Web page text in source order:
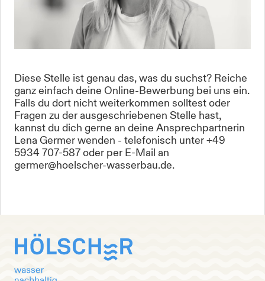
Diese Stelle ist genau das, was du suchst? Reiche
ganz einfach deine Online-Bewerbung bei uns ein.
Falls du dort nicht weiterkommen solltest oder
Fragen zu der ausgeschriebenen Stelle hast,
kannst du dich gerne an deine Ansprechpartnerin
Lena Germer wenden - telefonisch unter +49
5934 707-587 oder per E-Mail an
germer@hoelscher-wasserbau.de.